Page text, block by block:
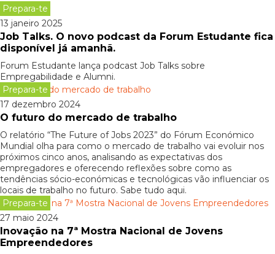
Prepara-te
13 janeiro 2025
Job Talks. O novo podcast da Forum Estudante fica
disponível já amanhã.
Forum Estudante lança podcast Job Talks sobre
Empregabilidade e Alumni.
Prepara-te
17 dezembro 2024
O futuro do mercado de trabalho
O relatório “The Future of Jobs 2023” do Fórum Económico
Mundial olha para como o mercado de trabalho vai evoluir nos
próximos cinco anos, analisando as expectativas dos
empregadores e oferecendo reflexões sobre como as
tendências sócio-económicas e tecnológicas vão influenciar os
locais de trabalho no futuro. Sabe tudo aqui.
Prepara-te
27 maio 2024
Inovação na 7ª Mostra Nacional de Jovens
Empreendedores